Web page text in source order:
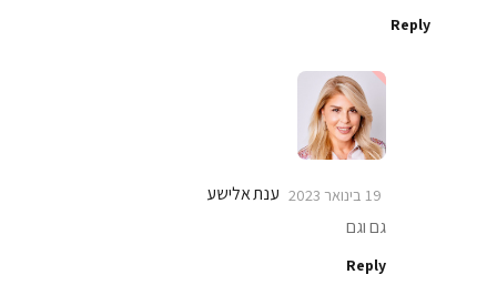
Reply
ענת אלישע 19 בינואר 2023
גם וגם
Reply